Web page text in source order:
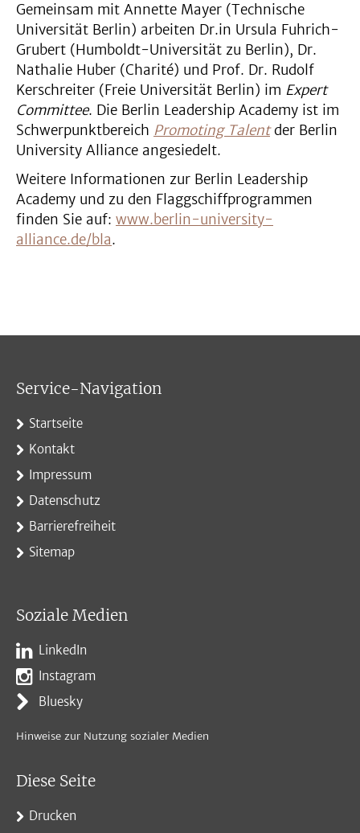
Gemeinsam mit Annette Mayer (Technische
Universität Berlin) arbeiten Dr.in Ursula Fuhrich-
Grubert (Humboldt-Universität zu Berlin), Dr.
Nathalie Huber (Charité) und Prof. Dr. Rudolf
Kerschreiter (Freie Universität Berlin) im Expert
Committee. Die Berlin Leadership Academy ist im
Schwerpunktbereich Promoting Talentder Berlin
University Alliance angesiedelt.
Weitere Informationen zur Berlin Leadership
Academy und zu den Flaggschiffprogrammen
finden Sie auf: www.berlin-university-
alliance.de/bla.
Service-Navigation
Startseite
Kontakt
Impressum
Datenschutz
Barrierefreiheit
Sitemap
Soziale Medien
LinkedIn
Instagram
Bluesky
Hinweise zur Nutzung sozialer Medien
Diese Seite
Drucken